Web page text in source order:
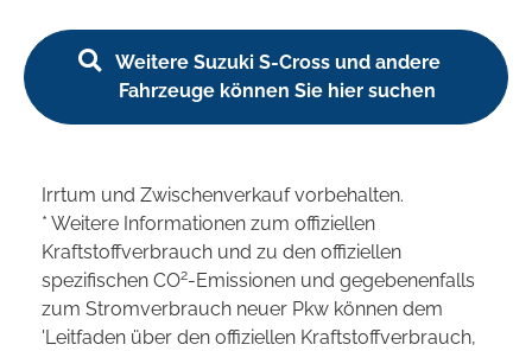
Weitere Suzuki S-Cross und andere
Fahrzeuge können Sie hier suchen
Irrtum und Zwischenverkauf vorbehalten.
* Weitere Informationen zum offiziellen
Kraftstoffverbrauch und zu den offiziellen
spezifischen CO2-Emissionen und gegebenenfalls
zum Stromverbrauch neuer Pkw können dem
'Leitfaden über den offiziellen Kraftstoffverbrauch,